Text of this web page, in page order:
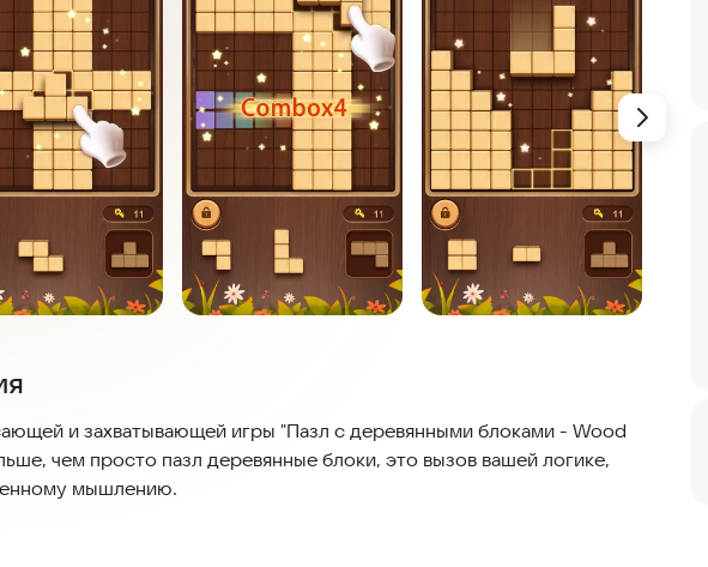
и захватывающей игры "Пазл с деревянными блоками - Wood
чем просто пазл деревянные блоки, это вызов вашей логике,
мышлению.